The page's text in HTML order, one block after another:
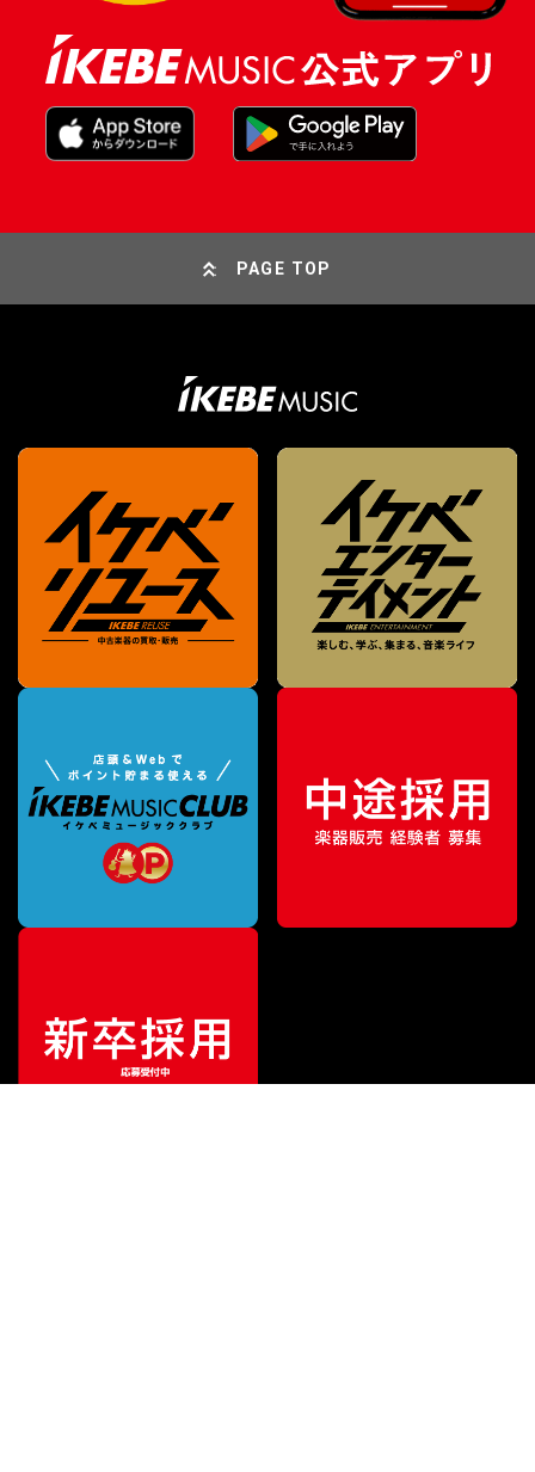
販売価格¥ 5,500（税込）
¥3,621（税込）
PAGE TOP